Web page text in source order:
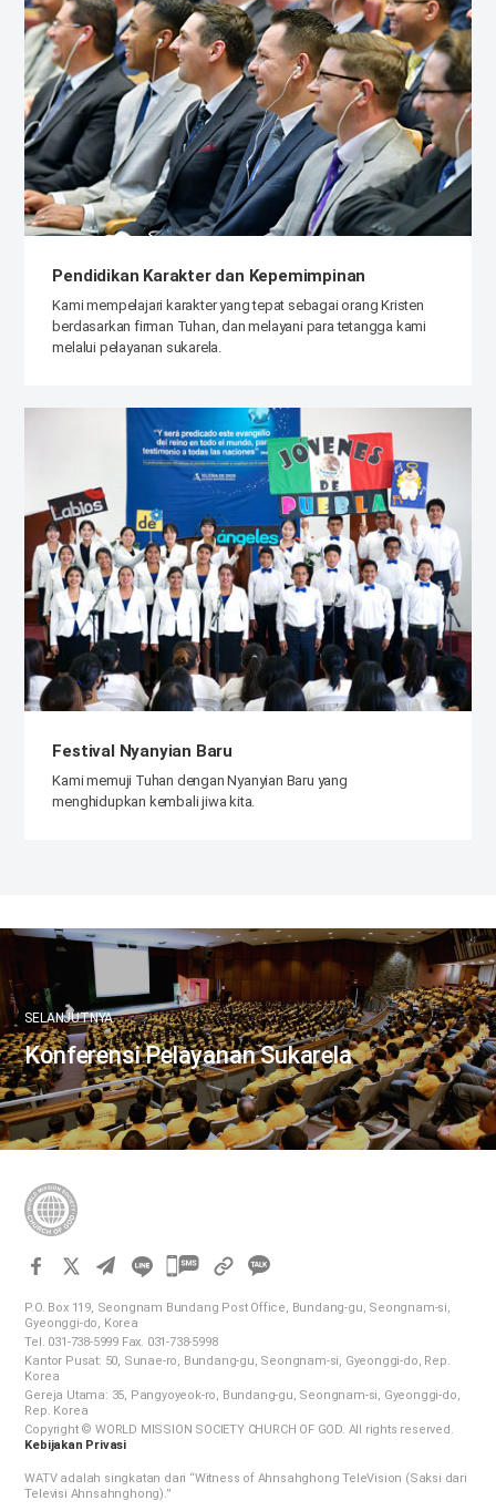
Pendidikan Karakter dan Kepemimpinan
Kami mempelajari karakter yang tepat sebagai orang Kristen
berdasarkan firman Tuhan, dan melayani para tetangga kami
melalui pelayanan sukarela.
Festival Nyanyian Baru
Kami memuji Tuhan dengan Nyanyian Baru yang
menghidupkan kembali jiwa kita.
SELANJUTNYA
Konferensi Pelayanan Sukarela
카
공
유
하
P.O. Box 119, Seongnam Bundang Post Office, Bundang-gu, Seongnam-si,
Gyeonggi-do, Korea
Tel. 031-738-5999 Fax. 031-738-5998
Kantor Pusat: 50, Sunae-ro, Bundang-gu, Seongnam-si, Gyeonggi-do, Rep.
Korea
Gereja Utama: 35, Pangyoyeok-ro, Bundang-gu, Seongnam-si, Gyeonggi-do,
Rep. Korea
Copyright © WORLD MISSION SOCIETY CHURCH OF GOD. All rights reserved.
Kebijakan Privasi
WATV adalah singkatan dari “Witness of Ahnsahghong TeleVision (Saksi dari
Televisi Ahnsahnghong).”